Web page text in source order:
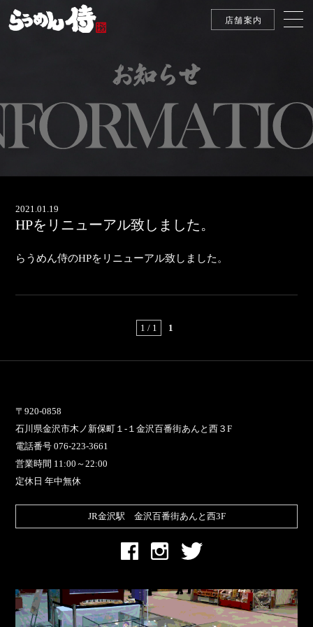
2021.01.19
HPをリニューアル致しました。
らうめん侍のHPをリニューアル致しました。
1 / 1 1
〒920-0858
石川県金沢市木ノ新保町１-１金沢百番街あんと西３F
電話番号 076-223-3661
営業時間 11:00～22:00
定休日 年中無休
JR金沢駅 金沢百番街あんと西3F